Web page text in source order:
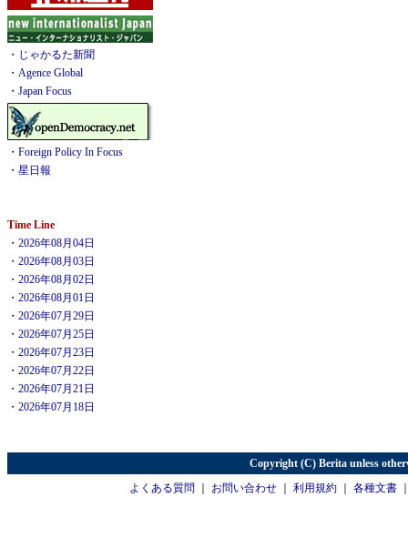
・ じゃかるた新聞
・ Agence Global
・ Japan Focus
・ Foreign Policy In Focus
・ 星日報
Time Line
・ 2026年08月04日
・ 2026年08月03日
・ 2026年08月02日
・ 2026年08月01日
・ 2026年07月29日
・ 2026年07月25日
・ 2026年07月23日
・ 2026年07月22日
・ 2026年07月21日
・ 2026年07月18日
Copyright (C) Berita unless
よくある質問
お問い合わせ 利用規約 各種文書